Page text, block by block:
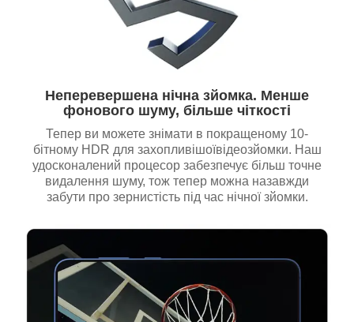
Неперевершена нічна зйомка. Менше
фонового шуму, більше чіткості
Тепер ви можете знімати в покращеному 10-
бітному HDR для захопливішоївідеозйомки. Наш
удосконалений процесор забезпечує більш точне
видалення шуму, тож тепер можна назавжди
забути про зернистість під час нічної зйомки.